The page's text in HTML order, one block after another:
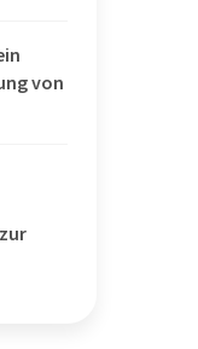
von